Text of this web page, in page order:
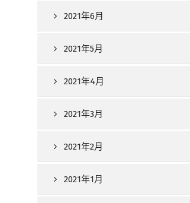
2021年6月
2021年5月
2021年4月
2021年3月
2021年2月
2021年1月